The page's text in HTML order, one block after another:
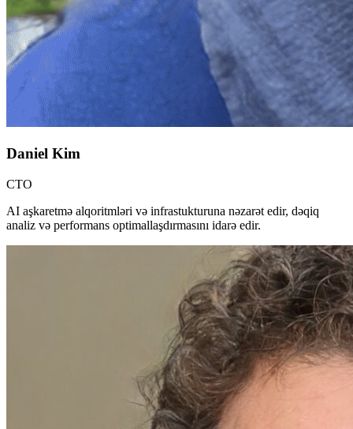
Daniel Kim
CTO
AI aşkaretmə alqoritmləri və infrastukturuna nəzarət edir, dəqiq
analiz və performans optimallaşdırmasını idarə edir.